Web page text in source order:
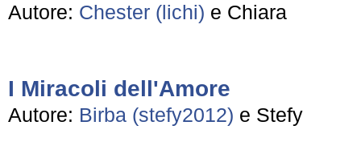
Autore: Chester (lichi) e Chiara
I Miracoli dell'Amore
Autore: Birba (stefy2012) e Stefy